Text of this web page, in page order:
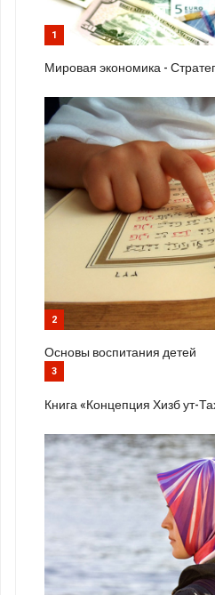
1
Мировая экономика -
2
Основы воспитания детей
3
Книга «Концепция Хизб ут-